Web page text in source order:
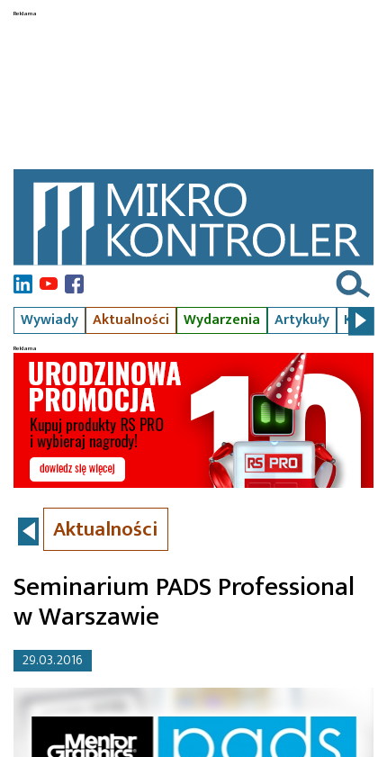
Wywiady Aktualności Wydarzenia Artykuły Kursy
Aktualności
Seminarium PADS Professional
w Warszawie
29.03.2016